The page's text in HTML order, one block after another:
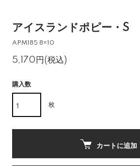
アイスランドポピー・S
APM185 8×10
5,170円(税込)
購入数
枚
カートに追加